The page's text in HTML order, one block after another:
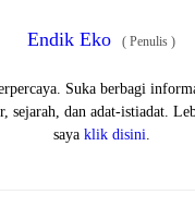
Endik Eko ( Penulis )
Suka berbagi
sejarah, dan adat-istiadat.
saya klik disini